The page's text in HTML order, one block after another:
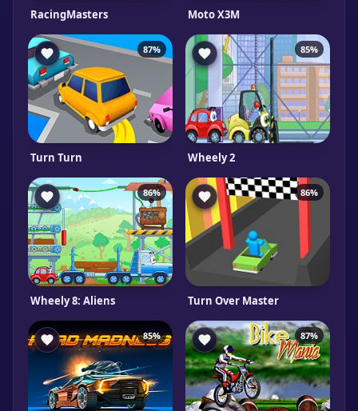
RacingMasters Moto X3M
87%
Turn Turn
85%
Wheely 2
86%
Wheely 8: Aliens
86%
Turn Over Master
85% 87%